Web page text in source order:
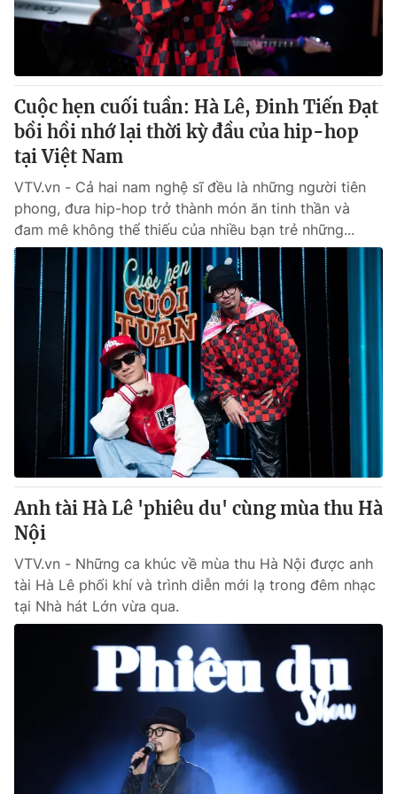
® Cấm sao chép dưới mọi hình thức nếu không có sự chấp
thuận bằng văn bản. Ghi rõ nguồn VTV.vn khi phát hành lại
thông tin từ website này.
Cuộc hẹn cuối tuần: Hà Lê, Đinh Tiến Đạt
bồi hồi nhớ lại thời kỳ đầu của hip-hop
tại Việt Nam
VTV.vn - Cả hai nam nghệ sĩ đều là những người tiên
phong, đưa hip-hop trở thành món ăn tinh thần và
đam mê không thể thiếu của nhiều bạn trẻ những...
Anh tài Hà Lê 'phiêu du' cùng mùa thu Hà
Nội
VTV.vn - Những ca khúc về mùa thu Hà Nội được anh
tài Hà Lê phối khí và trình diễn mới lạ trong đêm nhạc
tại Nhà hát Lớn vừa qua.